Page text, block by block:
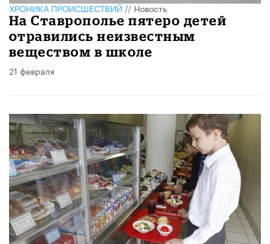
ХРОНИКА ПРОИСШЕСТВИЙ//Новость
На Ставрополье пятеро детей
отравились неизвестным
веществом в школе
21 февраля